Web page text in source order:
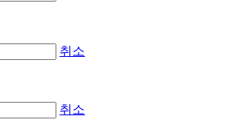
취소
취소